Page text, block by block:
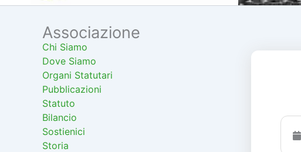
Cerca
Associazione
Chi Siamo
Dove Siamo
Organi Statutari
Pubblicazioni
Statuto
Bilancio
Sostienici
Storia